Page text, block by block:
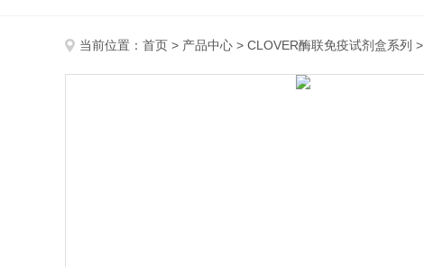
当前位置： 首页 > 产品中心 > CLOVER酶联免疫试剂盒系列 >